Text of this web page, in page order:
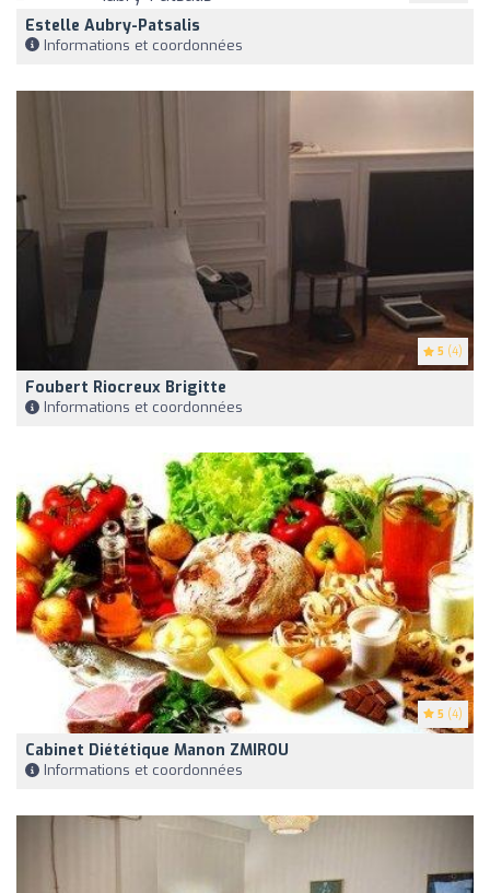
Estelle Aubry-Patsalis
Informations et coordonnées
5 (4)
Foubert Riocreux Brigitte
Informations et coordonnées
5 (4)
Cabinet Diététique Manon ZMIROU
Informations et coordonnées